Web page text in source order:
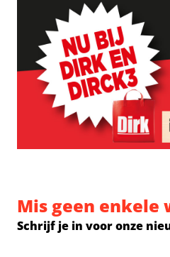
Mis geen enkele
Schrijf je in voor onze